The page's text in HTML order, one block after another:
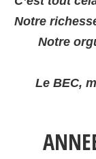
Notre
Notre
Le BEC,